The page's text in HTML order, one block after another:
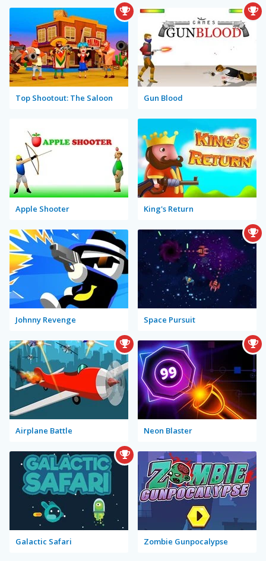
Top Shootout: The Saloon Gun Blood
Apple Shooter King's Return
Johnny Revenge Space Pursuit
Airplane Battle Neon Blaster
Galactic Safari Zombie Gunpocalypse